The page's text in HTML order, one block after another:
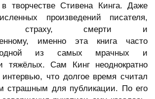
творчестве Стивена Кинга. Даже
произведений писателя,
страху, смерти и
именно эта книга часто
одной из самых мрачных и
тяжёлых. Сам Кинг неоднократно
интервью, что долгое время считал
страшным для публикации. По его